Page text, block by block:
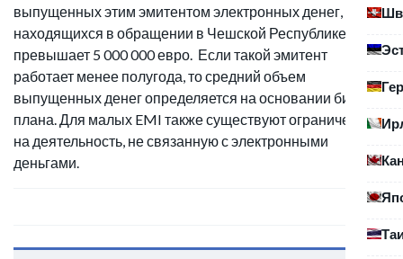
выпущенных этим эмитентом электронных денег,
находящихся в обращении в Чешской Республике, не
превышает 5 000 000 евро. Если такой эмитент
работает менее полугода, то средний объем
выпущенных денег определяется на основании бизнес
плана. Для малых EMI также существуют ограничения
на деятельность, не связанную с электронными
деньгами.